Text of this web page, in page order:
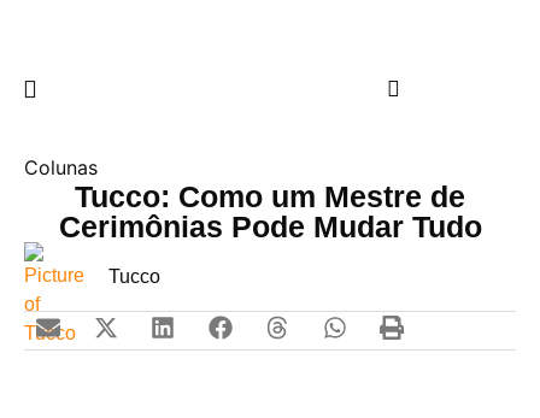
Colunas
Tucco: Como um Mestre de
Cerimônias Pode Mudar Tudo
Tucco